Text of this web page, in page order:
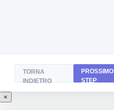
TORNA
INDIETRO
PROSSIMO
STEP
×